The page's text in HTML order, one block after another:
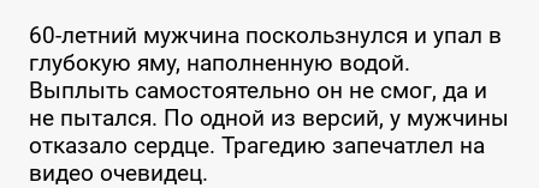
60-летний мужчина поскользнулся и упал в
глубокую яму, наполненную водой.
Выплыть самостоятельно он не смог, да и
не пытался. По одной из версий, у мужчины
отказало сердце. Трагедию запечатлел на
видео очевидец.